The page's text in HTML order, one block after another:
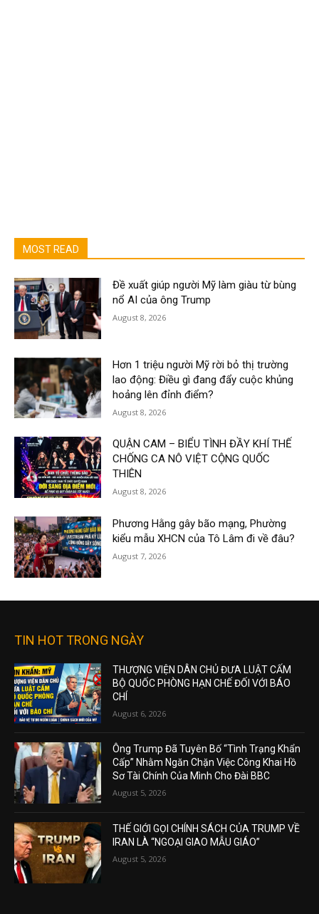
MOST READ
Đề xuất giúp người Mỹ làm giàu từ bùng
nổ AI của ông Trump
August 8, 2026
Hơn 1 triệu người Mỹ rời bỏ thị trường
lao động: Điều gì đang đẩy cuộc khủng
hoảng lên đỉnh điểm?
August 8, 2026
QUẬN CAM – BIỂU TÌNH ĐẦY KHÍ THẾ
CHỐNG CA NÔ VIỆT CỘNG QUỐC
THIÊN
August 8, 2026
Phương Hằng gây bão mạng, Phường
kiểu mẫu XHCN của Tô Lâm đi về đâu?
August 7, 2026
TIN HOT TRONG NGÀY
THƯỢNG VIỆN DÂN CHỦ ĐƯA LUẬT CẤM
BỘ QUỐC PHÒNG HẠN CHẾ ĐỐI VỚI BÁO
CHÍ
August 6, 2026
Ông Trump Đã Tuyên Bố “Tình Trạng Khẩn
Cấp” Nhằm Ngăn Chặn Việc Công Khai Hồ
Sơ Tài Chính Của Mình Cho Đài BBC
August 5, 2026
THẾ GIỚI GỌI CHÍNH SÁCH CỦA TRUMP VỀ
IRAN LÀ “NGOẠI GIAO MẪU GIÁO”
August 5, 2026